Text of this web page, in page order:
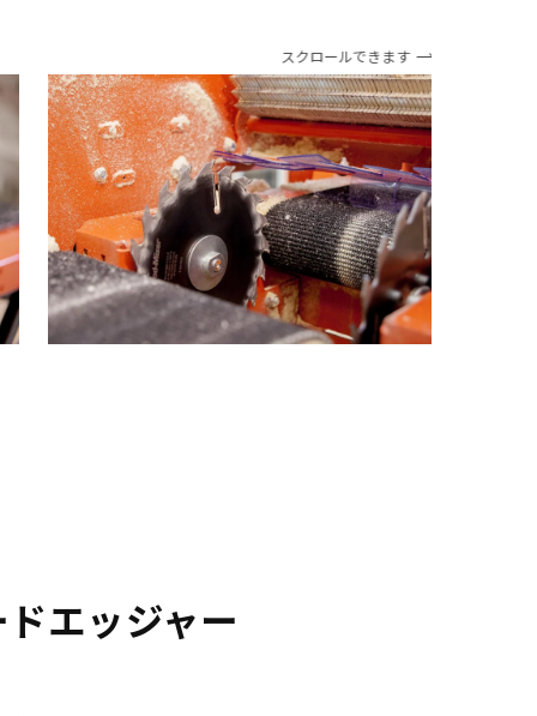
スクロールできます
エッジャー